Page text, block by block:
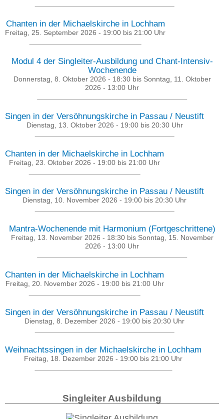
Chanten in der Michaelskirche in Lochham
Freitag, 25. September 2026 - 19:00 bis 21:00 Uhr
Modul 4 der Singleiter-Ausbildung und Chant-Intensiv-
Wochenende
Donnerstag, 8. Oktober 2026 - 18:30bis Sonntag, 11. Oktober
2026 - 13:00 Uhr
Singen in der Versöhnungskirche in Passau / Neustift
Dienstag, 13. Oktober 2026 - 19:00bis 20:30Uhr
Chanten in der Michaelskirche in Lochham
Freitag, 23. Oktober 2026 - 19:00 bis 21:00 Uhr
Singen in der Versöhnungskirche in Passau / Neustift
Dienstag, 10. November 2026 - 19:00 bis 20:30 Uhr
Mantra-Wochenende mit Harmonium (Fortgeschrittene)
Freitag, 13. November 2026 - 18:30bis Sonntag, 15. November
2026 - 13:00 Uhr
Chanten in der Michaelskirche in Lochham
Freitag, 20. November 2026 - 19:00bis 21:00Uhr
Singen in der Versöhnungskirche in Passau / Neustift
Dienstag, 8. Dezember 2026 - 19:00 bis 20:30 Uhr
Weihnachtssingen in der Michaelskirche in Lochham
Freitag, 18. Dezember 2026 - 19:00 bis 21:00 Uhr
Singleiter Ausbildung